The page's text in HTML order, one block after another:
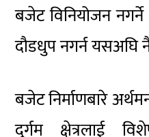
बजेट विनियोजन नगर्ने
दौडधुप नगर्न
बजेट निर्माणबारे
दुर्गम क्षेत्रलाई